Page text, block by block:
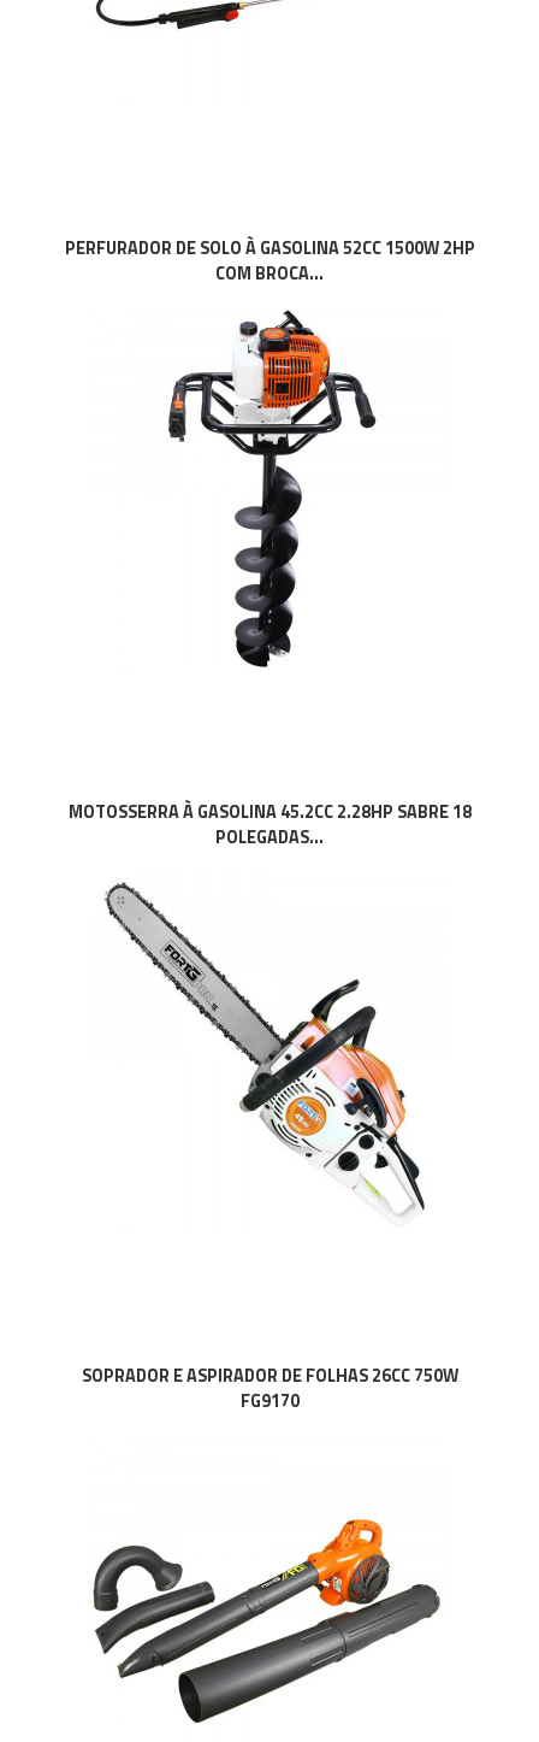
PERFURADOR DE SOLO À GASOLINA 52CC 1500W 2HP
COM BROCA...
MOTOSSERRA À GASOLINA 45.2CC 2.28HP SABRE 18
POLEGADAS...
SOPRADOR E ASPIRADOR DE FOLHAS 26CC 750W
FG9170